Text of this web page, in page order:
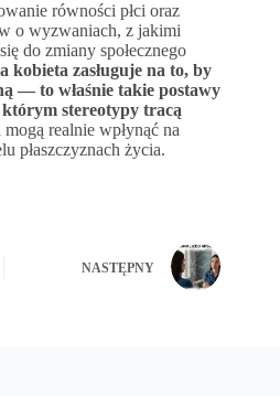
równości płci oraz
o wyzwaniach, z jakimi
do zmiany społecznego
kobieta zasługuje na to, by
— to właśnie takie postawy
stereotypy tracą
mogą realnie wpłynąć na
płaszczyznach życia.
NASTĘPNY